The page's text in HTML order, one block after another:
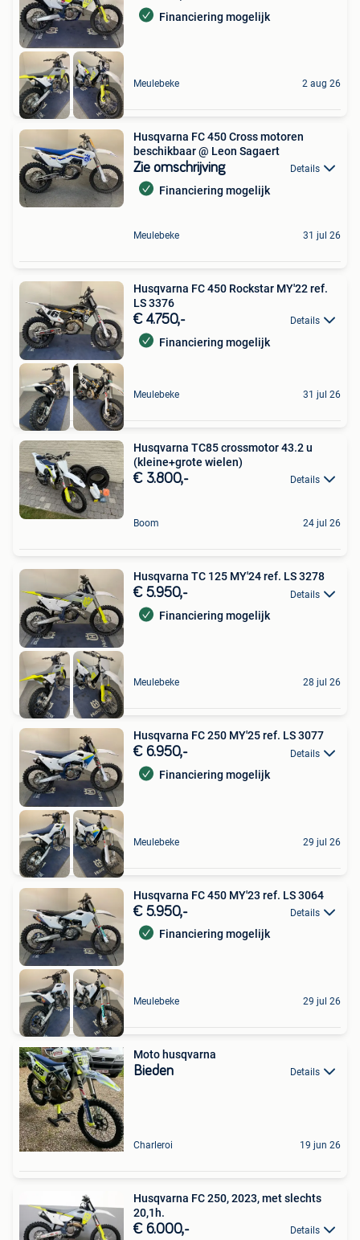
Financiering mogelijk
Meulebeke 2 aug 26
Husqvarna FC 450 Cross motoren
beschikbaar @ Leon Sagaert
Zie omschrijving Details
Financiering mogelijk
Meulebeke 31 jul 26
Husqvarna FC 450 Rockstar MY'22 ref.
LS 3376
€ 4.750,- Details
Financiering mogelijk
Meulebeke 31 jul 26
Husqvarna TC85 crossmotor 43.2 u
(kleine+grote wielen)
€ 3.800,- Details
Boom 24 jul 26
Husqvarna TC 125 MY'24 ref. LS 3278
€ 5.950,- Details
Financiering mogelijk
Meulebeke 28 jul 26
Husqvarna FC 250 MY'25 ref. LS 3077
€ 6.950,- Details
Financiering mogelijk
Meulebeke 29 jul 26
Husqvarna FC 450 MY'23 ref. LS 3064
€ 5.950,- Details
Financiering mogelijk
Meulebeke 29 jul 26
Moto husqvarna
Bieden Details
Charleroi 19 jun 26
Husqvarna FC 250, 2023, met slechts
20,1h.
€ 6.000,- Details